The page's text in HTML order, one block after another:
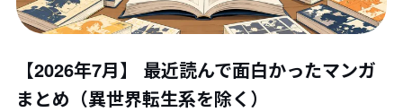
【2026年7月】 最近読んで面白かったマンガ
まとめ（異世界転生系を除く）